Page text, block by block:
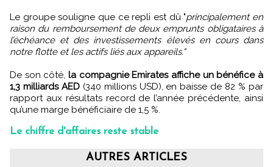
Le groupe souligne que ce repli est dû "principalement en
raison du remboursement de deux emprunts obligataires à
l’échéance et des investissements élevés en cours dans
notre flotte et les actifs liés aux appareils."
De son côté, la compagnie Emirates affiche un bénéfice à
1,3 milliards AED (340 millions USD), en baisse de 82 % par
rapport aux résultats record de l’année précédente, ainsi
qu’une marge bénéficiaire de 1,5 %.
Le chiffre d'affaires reste stable
AUTRES ARTICLES